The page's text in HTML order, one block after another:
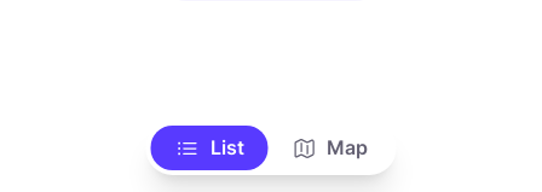
List Map